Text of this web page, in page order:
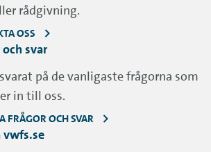
rådgivning.
OSS
svar
på de vanligaste frågorna som
in till oss.
FRÅGOR OCH SVAR
vwfs.se